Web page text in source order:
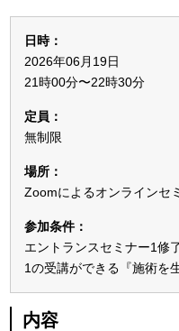
日時：
2026年06月19日
21時00分〜22時30分
定員：
無制限
場所：
Zoomによるオンラインセ
参加条件：
エントランスセミナー1修
1の受講ができる『施術を
内容